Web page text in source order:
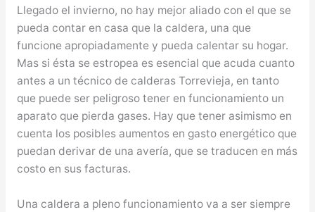
Llegado el invierno, no hay mejor aliado con el que se
pueda contar en casa que la caldera, una que
funcione apropiadamente y pueda calentar su hogar.
Mas si ésta se estropea es esencial que acuda cuanto
antes a un técnico de calderas Torrevieja, en tanto
que puede ser peligroso tener en funcionamiento un
aparato que pierda gases. Hay que tener asimismo en
cuenta los posibles aumentos en gasto energético que
puedan derivar de una avería, que se traducen en más
costo en sus facturas.
Una caldera a pleno funcionamiento va a ser siempre